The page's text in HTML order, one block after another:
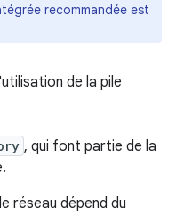
recommandée est
de la pile
, qui font partie de la
réseau dépend du